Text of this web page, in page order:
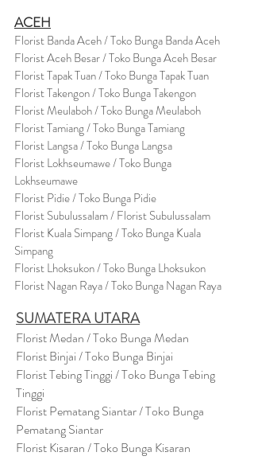
ACEH
Florist Banda Aceh / Toko Bunga Banda Aceh
Florist Aceh Besar / Toko Bunga Aceh Besar
Florist Tapak Tuan / Toko Bunga Tapak Tuan
Florist Takengon / Toko Bunga Takengon
Florist Meulaboh / Toko Bunga Meulaboh
Florist Tamiang / Toko Bunga Tamiang
Florist Langsa / Toko Bunga Langsa
Florist Lokhseumawe / Toko Bunga
Lokhseumawe
Florist Pidie / Toko Bunga Pidie
Florist Subulussalam / Florist Subulussalam
Florist Kuala Simpang / Toko Bunga Kuala
Simpang
Florist Lhoksukon / Toko Bunga Lhoksukon
Florist Nagan Raya / Toko Bunga Nagan Raya
SUMATERA UTARA
Florist Medan / Toko Bunga Medan
Florist Binjai / Toko Bunga Binjai
Florist Tebing Tinggi / Toko Bunga Tebing
Tinggi
Florist Pematang Siantar / Toko Bunga
Pematang Siantar
Florist Kisaran / Toko Bunga Kisaran